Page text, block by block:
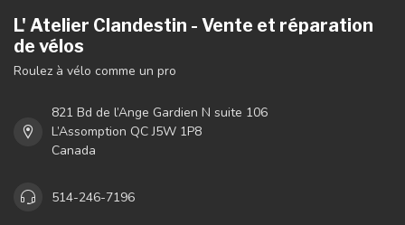
L' Atelier Clandestin - Vente et réparation
de vélos
Roulez à vélo comme un pro
821 Bd de l’Ange Gardien N suite 106
L’Assomption QC J5W 1P8
Canada
514-246-7196